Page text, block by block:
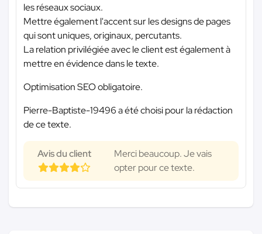
les réseaux sociaux.
Mettre également l'accent sur les designs de pages
qui sont uniques, originaux, percutants.
La relation privilégiée avec le client est également à
mettre en évidence dans le texte.
Optimisation SEO obligatoire.
Pierre-Baptiste-19496 a été choisi pour la rédaction
de ce texte.
Avis du client
Merci beaucoup. Je vais
opter pour ce texte.